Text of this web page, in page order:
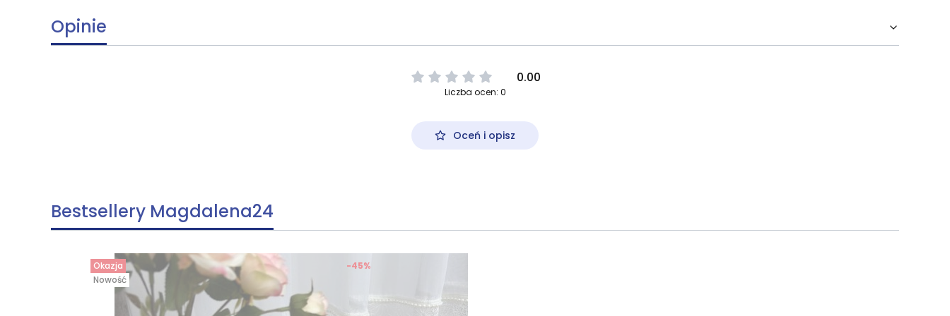
Opinie
0.00
Liczba ocen: 0
Oceń i opisz
Bestsellery Magdalena24
Okazja
Nowość
-45%